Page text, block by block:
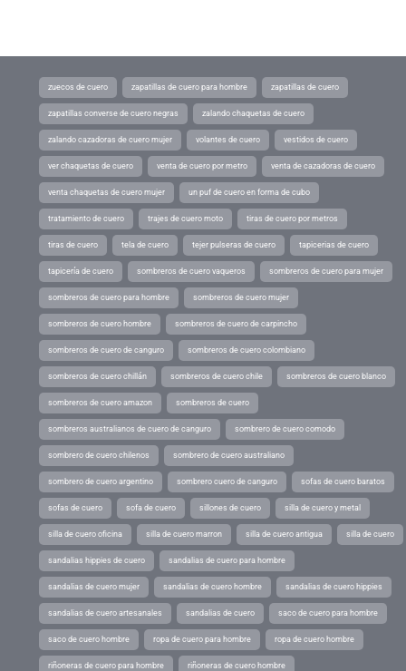
zuecos de cuero zapatillas de cuero para hombre zapatillas de cuero
zapatillas converse de cuero negras zalando chaquetas de cuero
zalando cazadoras de cuero mujer volantes de cuero vestidos de cuero
ver chaquetas de cuero venta de cuero por metro venta de cazadoras de cuero
venta chaquetas de cuero mujer un puf de cuero en forma de cubo
tratamiento de cuero trajes de cuero moto tiras de cuero por metros
tiras de cuero tela de cuero tejer pulseras de cuero tapicerias de cuero
tapicería de cuero sombreros de cuero vaqueros sombreros de cuero para mujer
sombreros de cuero para hombre sombreros de cuero mujer
sombreros de cuero hombre sombreros de cuero de carpincho
sombreros de cuero de canguro sombreros de cuero colombiano
sombreros de cuero chillán sombreros de cuero chile sombreros de cuero blanco
sombreros de cuero amazon sombreros de cuero
sombreros australianos de cuero de canguro sombrero de cuero comodo
sombrero de cuero chilenos sombrero de cuero australiano
sombrero de cuero argentino sombrero cuero de canguro sofas de cuero baratos
sofas de cuero sofa de cuero sillones de cuero silla de cuero y metal
silla de cuero oficina silla de cuero marron silla de cuero antigua silla de cuero
sandalias hippies de cuero sandalias de cuero para hombre
sandalias de cuero mujer sandalias de cuero hombre sandalias de cuero hippies
sandalias de cuero artesanales sandalias de cuero saco de cuero para hombre
saco de cuero hombre ropa de cuero para hombre ropa de cuero hombre
riñoneras de cuero para hombre riñoneras de cuero hombre